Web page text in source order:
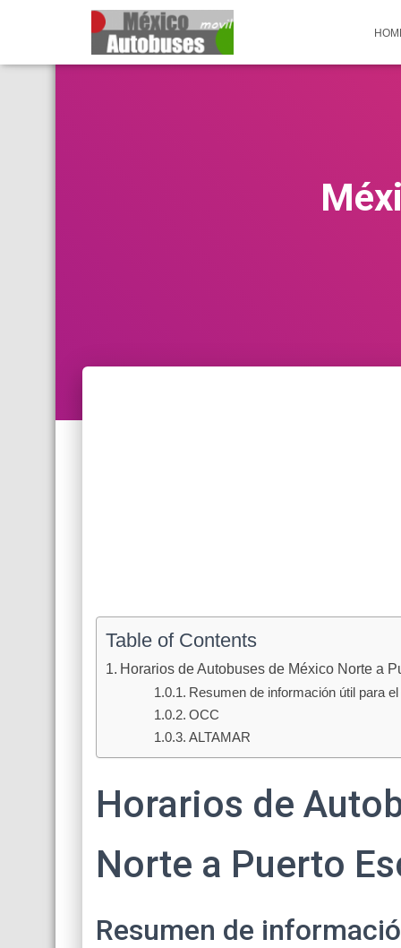
Table of Contents
Horarios de Autobuses de México Norte a
Resumen de información útil para
OCC
ALTAMAR
Horarios de
Norte a Puerto
Resumen de